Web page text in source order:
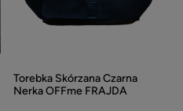
Torebka Skórzana Czarna
Nerka OFFme FRAJDA